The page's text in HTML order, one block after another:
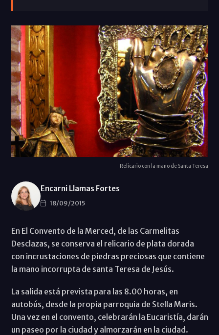
Relicario con la mano de Santa Teresa
Encarni Llamas Fortes
18/09/2015
En El Convento de la Merced, de las Carmelitas
Desclazas, se conserva el relicario de plata dorada
con incrustaciones de piedras preciosas que contiene
la mano incorrupta de santa Teresa de Jesús.
La salida está prevista para las 8.00 horas, en
autobús, desde la propia parroquia de Stella Maris.
Una vez en el convento, celebrarán la Eucaristía, darán
un paseo por la ciudad y almorzarán en la ciudad.